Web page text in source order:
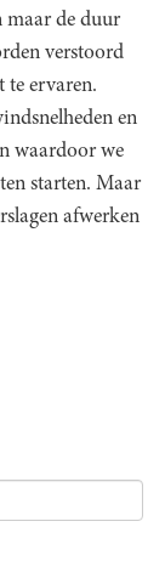
maar de duur
verstoord
te ervaren.
en
waardoor we
starten. Maar
afwerken